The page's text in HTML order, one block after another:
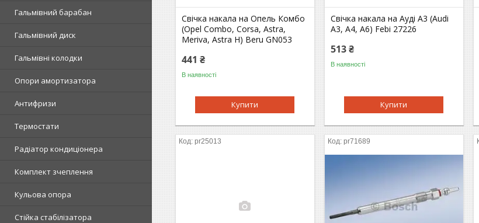
Гальмівний барабан
Гальмівний диск
Гальмівні колодки
Опори амортизатора
Антифризи
Термостати
Радіатор кондиціонера
Комплект зчеплення
Кульова опора
Стійка стабілізатора
Свічка накала на Опель Комбо
(Opel Combo, Corsa, Astra,
Meriva, Astra H) Beru GN053
441 ₴
В наявності
Купити
Свічка накала на Ауді A3 (Audi
A3, A4, A6) Febi 27226
513 ₴
В наявності
Купити
pr25013 pr71689